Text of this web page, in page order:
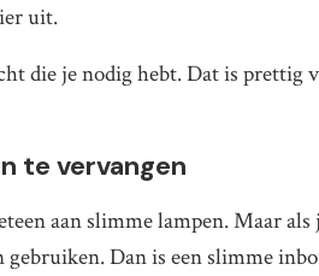
uit.
die je nodig hebt. Dat is prettig
te vervangen
aan slimme lampen. Maar
Dan is een slimme